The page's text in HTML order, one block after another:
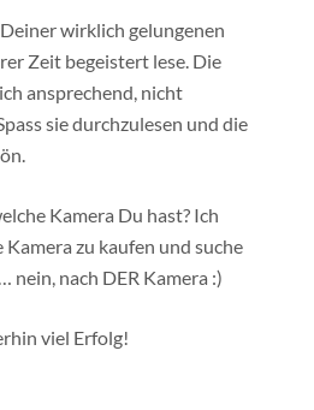
wirklich gelungenen
Zeit begeistert lese. Die
ansprechend, nicht
sie durchzulesen und die
Kamera Du hast? Ich
zu kaufen und suche
nein, nach DER Kamera :)
viel Erfolg!